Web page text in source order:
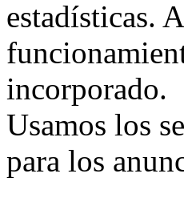
estadísticas.
incorporado.
Usamos los
para los